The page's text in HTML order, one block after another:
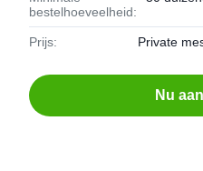
bestelhoeveelheid:
Prijs: Private
Nu